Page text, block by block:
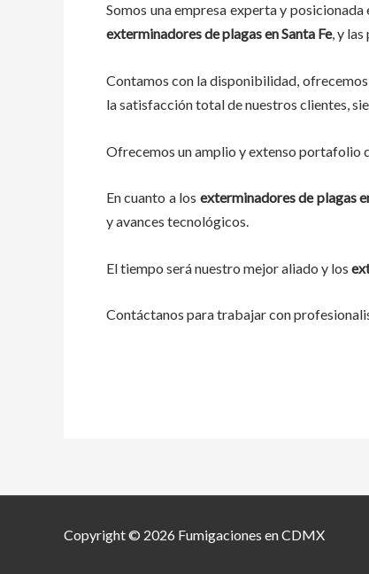
Somos una empresa experta y
exterminadores de plagasenSanta Fe, y
Contamos con la disponibilidad,
la satisfacción total de nuestros clientes,
Ofrecemos un amplio y extenso portafolio
En cuanto a los exterminadores de plagas
y avances tecnológicos.
El tiempo será nuestro mejor aliado y los
Contáctanos para trabajar con
Copyright © 2026 Fumigaciones en CDMX